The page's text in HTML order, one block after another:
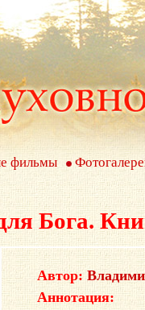
фильмы
Бога.
Автор:
Аннотация: